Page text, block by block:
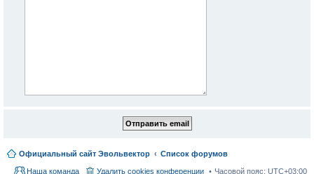
Официальный сайт Эвольвектор Список форумов
Часовой пояс: UTC+03:00
Удалить cookies конференции
Наша команда